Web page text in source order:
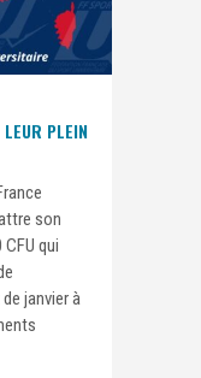
PLEIN
son
qui
janvier à